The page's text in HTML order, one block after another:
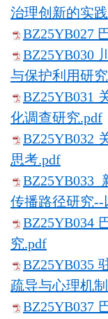
治理创新的实
BZ25YB027
BZ25YB030
与保护利用研
BZ25YB031
化调查研究.pdf
BZ25YB032
思考.pdf
BZ25YB033
传播路径研究--
BZ25YB034
究.pdf
BZ25YB035
疏导与心理机
BZ25YB037